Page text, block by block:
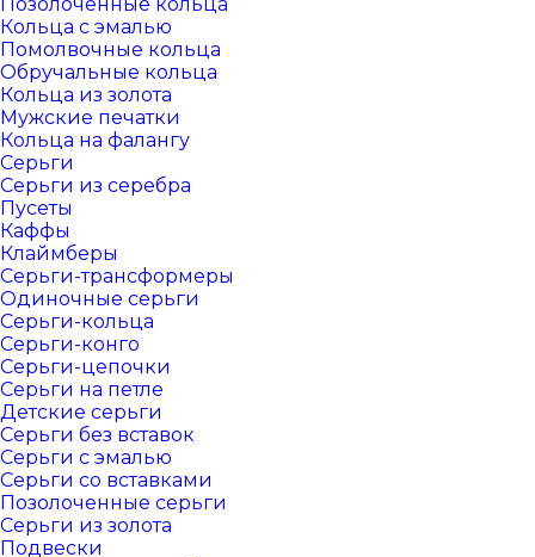
Кольца с эмалью
Помолвочные кольца
Обручальные кольца
Кольца из золота
Мужские печатки
Кольца на фалангу
Серьги
Серьги из серебра
Пусеты
Каффы
Клаймберы
Серьги-трансформеры
Одиночные серьги
Серьги-кольца
Серьги-конго
Серьги-цепочки
Серьги на петле
Детские серьги
Серьги без вставок
Серьги с эмалью
Серьги со вставками
Позолоченные серьги
Серьги из золота
Подвески